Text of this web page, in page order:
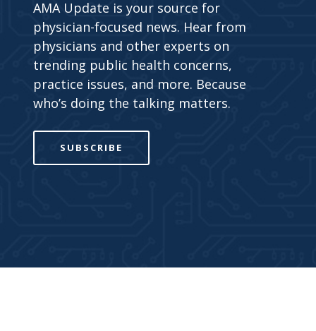
AMA Update is your source for
physician-focused news. Hear from
physicians and other experts on
trending public health concerns,
practice issues, and more. Because
who’s doing the talking matters.
SUBSCRIBE